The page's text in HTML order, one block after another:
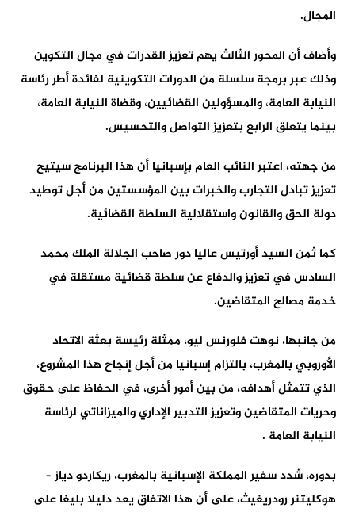
المجال.
وأضاف أن المحور الثالث يهم تعزيز القدرات في مجال التكوين
وذلك عبر برمجة سلسلة من الدورات التكوينية لفائدة أطر رئاسة
النيابة العامة، والمسؤولين القضائيين، وقضاة النيابة العامة،
بينما يتعلق الرابع بتعزيز التواصل والتحسيس.
من جهته، اعتبر النائب العام بإسبانيا أن هذا البرنامج سيتيح
تعزيز تبادل التجارب والخبرات بين المؤسستين من أجل توطيد
دولة الحق والقانون واستقلالية السلطة القضائية.
كما ثمن السيد أورتيس عاليا دور صاحب الجلالة الملك محمد
السادس في تعزيز والدفاع عن سلطة قضائية مستقلة في
خدمة مصالح المتقاضين.
من جانبها، نوهت فلورنس ليو، ممثلة رئيسة بعثة الاتحاد
الأوروبي بالمغرب، بالتزام إسبانيا من أجل إنجاح هذا المشروع،
الذي تتمثل أهدافه، من بين أمور أخرى، في الحفاظ على حقوق
وحريات المتقاضين وتعزيز التدبير الإداري والميزاناتي لرئاسة
النيابة العامة .
بدوره، شدد سفير المملكة الإسبانية بالمغرب، ريكاردو دياز –
هوكليتنر رودريغيث، على أن هذا الاتفاق يعد دليلا بليغا على